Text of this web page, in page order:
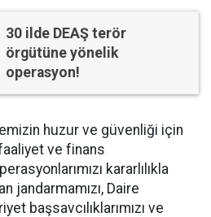
30 ilde DEAŞ terör
örgütüne yönelik
operasyon!
huzur ve güvenliği için
ve finans
kararlılıkla
jandarmamızı, Daire
başsavcılıklarımızı ve